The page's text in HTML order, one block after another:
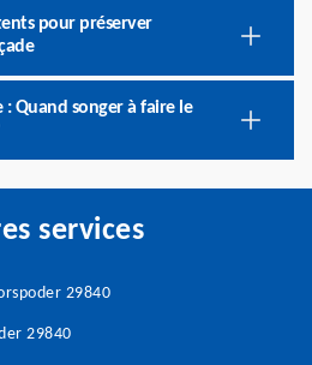
pour préserver
Quand songer à faire le
services
29840
29840